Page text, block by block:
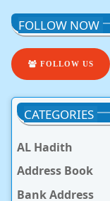
FOLLOW NOW
FOLLOW US
CATEGORIES
AL Hadith
Address Book
Bank Address